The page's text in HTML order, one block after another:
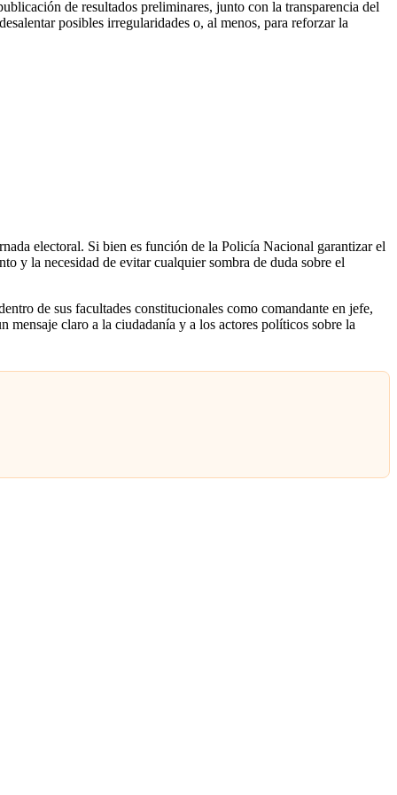
de resultados preliminares, junto con la transparencia del
posibles irregularidades o, al menos, para reforzar la
electoral. Si bien es función de la Policía Nacional garantizar el
y la necesidad de evitar cualquier sombra de duda sobre el
de sus facultades constitucionales como comandante en jefe,
claro a la ciudadanía y a los actores políticos sobre la